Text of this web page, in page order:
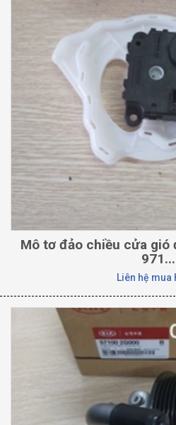
Mô tơ đảo chiều cửa gió
971...
Liên hệ mua